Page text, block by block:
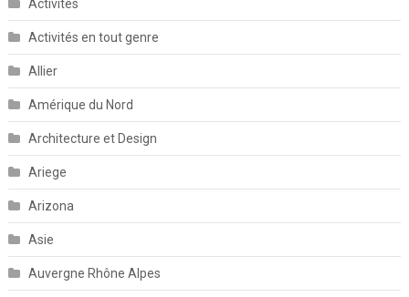
Activités
Activités en tout genre
Allier
Amérique du Nord
Architecture et Design
Ariege
Arizona
Asie
Auvergne Rhône Alpes